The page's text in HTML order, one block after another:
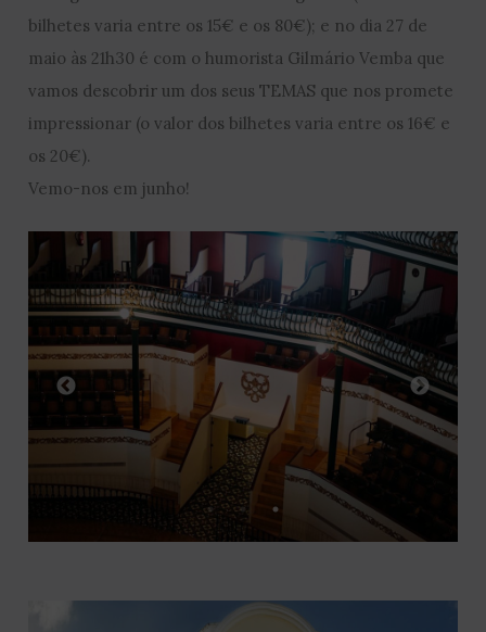
bilhetes varia entre os 15€ e os 80€); e no dia 27 de
maio às 21h30 é com o humorista Gilmário Vemba que
vamos descobrir um dos seus TEMAS que nos promete
impressionar (o valor dos bilhetes varia entre os 16€ e
os 20€).
Vemo-nos em junho!